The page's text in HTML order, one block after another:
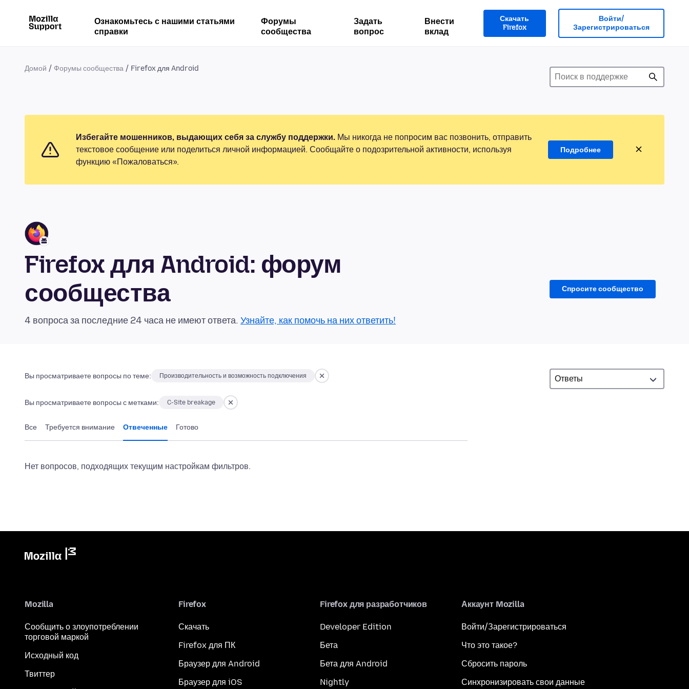
Ознакомьтесь с нашими статьями
справки
Форумы
сообщества
Задать
вопрос
Внести
вклад
Скачать
Firefox
Войти/
Зарегистрироваться
Домой Форумы сообщества Firefox для Android
Избегайте мошенников, выдающих себя за службу поддержки. Мы никогда не попросим вас позвонить, отправить
текстовое сообщение или поделиться личной информацией. Сообщайте о подозрительной активности, используя
функцию «Пожаловаться».
Подробнее
Firefox для Android: форум
сообщества
4 вопроса за последние 24 часа не имеют ответа. Узнайте, как помочь на них ответить!
Спросите сообщество
Вы просматриваете вопросы по теме: Производительность и возможность подключения
Вы просматриваете вопросы с метками: C-Site breakage
Все Требуется внимание Отвеченные Готово
Нет вопросов, подходящих текущим настройкам фильтров.
Mozilla
Сообщить о злоупотреблении
торговой маркой
Исходный код
Твиттер
Firefox
Скачать
Firefox для ПК
Браузер для Android
Браузер для iOS
Firefox для разработчиков
Developer Edition
Бета
Бета для Android
Nightly
Аккаунт Mozilla
Войти/Зарегистрироваться
Что это такое?
Сбросить пароль
Синхронизировать свои данные